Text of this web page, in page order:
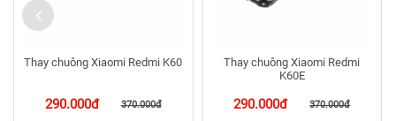
Thay chuông Xiaomi Redmi K60
290.000đ 370.000đ
Thay chuông Xiaomi Redmi
K60E
290.000đ 370.000đ